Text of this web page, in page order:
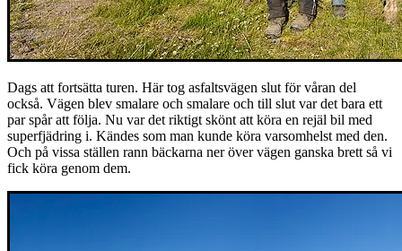
Dags att fortsätta turen. Här tog asfaltsvägen slut för våran del
också. Vägen blev smalare och smalare och till slut var det bara ett
par spår att följa. Nu var det riktigt skönt att köra en rejäl bil med
superfjädring i. Kändes som man kunde köra varsomhelst med den.
Och på vissa ställen rann bäckarna ner över vägen ganska brett så vi
fick köra genom dem.